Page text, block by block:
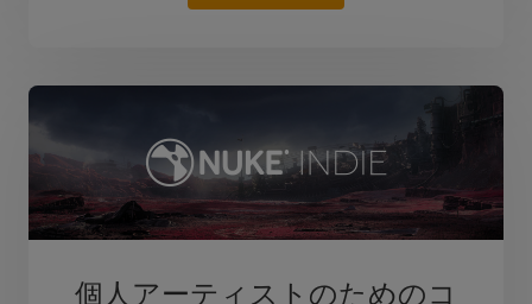
個人アーティストのためのコ